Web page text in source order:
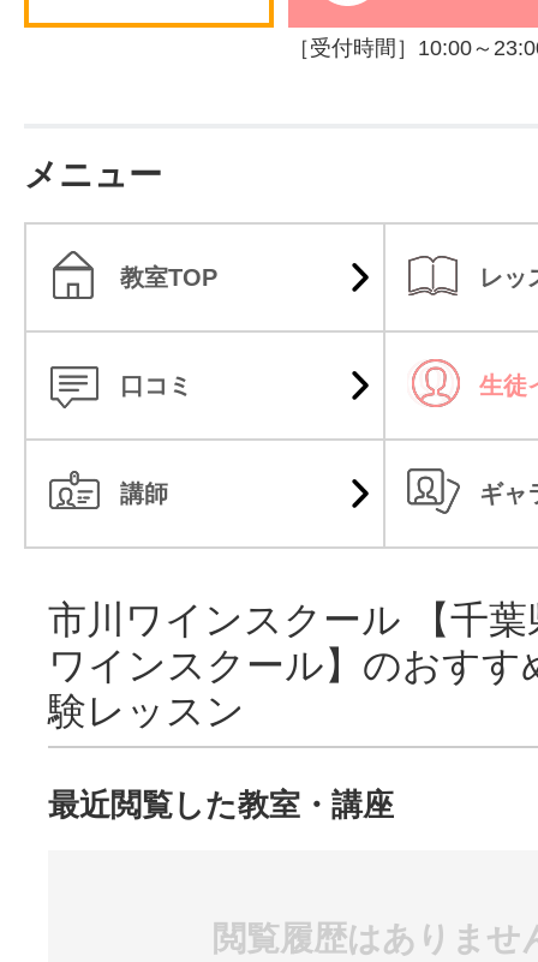
［受付時間］10:00～
メニュー
教室TOP レッ
口コミ 生徒
講師 ギャ
市川ワインスクール 【千葉
ワインスクール】のおすす
験レッスン
最近閲覧した教室・講座
閲覧履歴はありませ